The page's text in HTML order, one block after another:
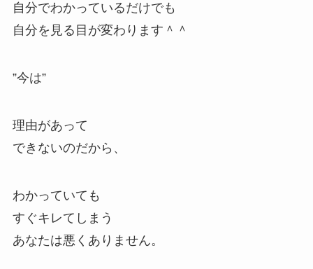
自分でわかっているだけでも
自分を見る目が変わります＾＾
”今は”
理由があって
できないのだから、
わかっていても
すぐキレてしまう
あなたは悪くありません。